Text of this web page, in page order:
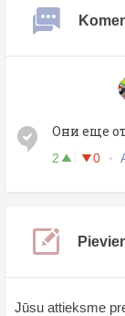
Они еще
2 0
Jūsu attieksme